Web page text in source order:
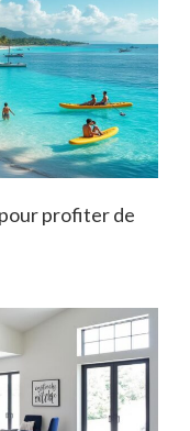
profiter de